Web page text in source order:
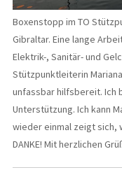
Boxenstopp im TO
Gibraltar. Eine lange
Elektrik-, Sanitär- und
Stützpunktleiterin
unfassbar hilfsbereit. Ich
Unterstützung. Ich kann
wieder einmal zeigt sich,
DANKE! Mit herzlichen